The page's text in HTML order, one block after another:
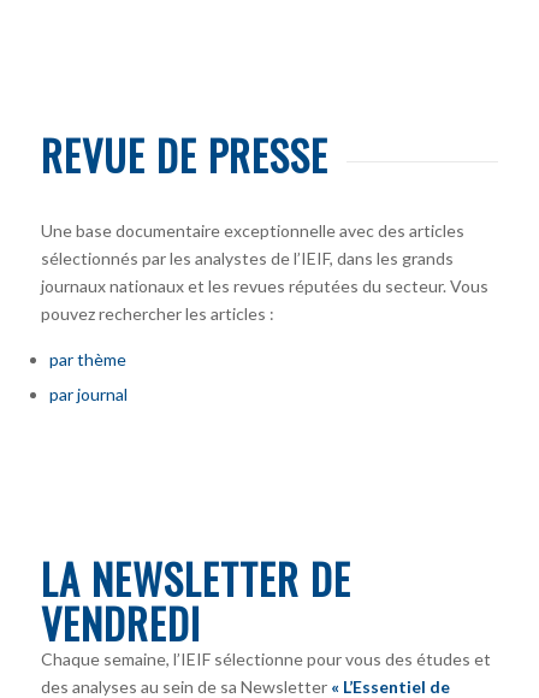
REVUE DE PRESSE
Une base documentaire exceptionnelle avec des articles
sélectionnés par les analystes de l’IEIF, dans les grands
journaux nationaux et les revues réputées du secteur. Vous
pouvez rechercher les articles :
par thème
par journal
LA NEWSLETTER DE
VENDREDI
Chaque semaine, l’IEIF sélectionne pour vous des études et
des analyses au sein de sa Newsletter « L’Essentiel de